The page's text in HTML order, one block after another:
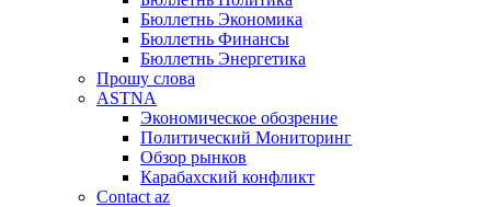
Бюллетнь Экономика
Бюллетнь Финансы
Бюллетнь Энергетика
Прошу слова
ASTNA
Экономическое обозрение
Политический Мониторинг
Обзор рынков
Карабахский конфликт
Contact az